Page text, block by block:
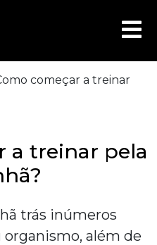
começar a treinar
a treinar pela
trás inúmeros
organismo, além de